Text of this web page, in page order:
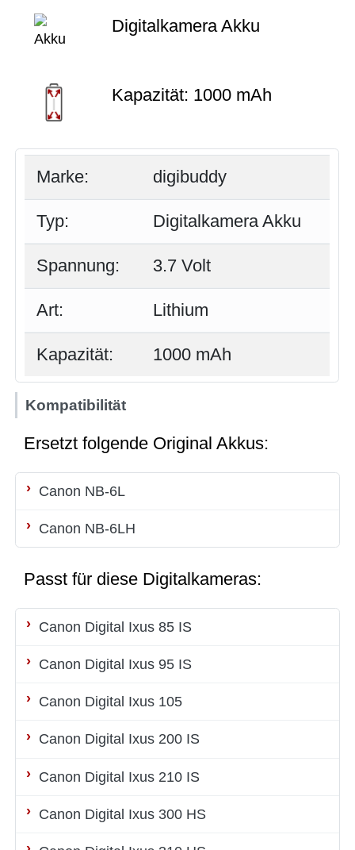
Digitalkamera Akku
Kapazität: 1000 mAh
Marke: digibuddy
Typ: Digitalkamera Akku
Spannung: 3.7 Volt
Art: Lithium
Kapazität: 1000 mAh
Kompatibilität
Ersetzt folgende Original Akkus:
Canon NB-6L
Canon NB-6LH
Passt für diese Digitalkameras:
Canon Digital Ixus 85 IS
Canon Digital Ixus 95 IS
Canon Digital Ixus 105
Canon Digital Ixus 200 IS
Canon Digital Ixus 210 IS
Canon Digital Ixus 300 HS